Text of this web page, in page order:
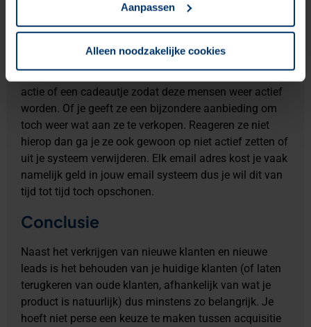
Aanpassen
Alleen noodzakelijke cookies
moment dat klanten al lang niks meer hebben gedaan
met je. Hiervoor kan je een zogenoemde win-back
je klanten bijvoorbeeld 3 maanden geen mails meer
actie of een cadeautje zodat deze mensen weer actief
worden. Of je geeft ze een bijzondere aanbieding om
toch weer wat aan ze te verkopen. Reageren ze niet
hierop dan ga je ze ook gewoon op niet actief zetten of
uit je systeem verwijderen. Elk email adres kost je vaak
namelijk geld in jouw email systeem dus je wil dit van
tijd tot tijd toch opschonen.
Conclusie
Naast het verkrijgen van nieuwe klanten en nieuwe
leads is het behouden van je huidige klanten (of laten
terugkeren van oude klanten, afhankelijk van wat je
product is natuurlijk) dus minstens zo belangrijk. Je
hoeft niet perse een keuze te maken tussen acquisitie